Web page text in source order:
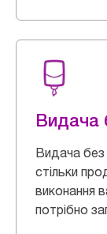
Видача
Видача
стільки
виконання
потрібно